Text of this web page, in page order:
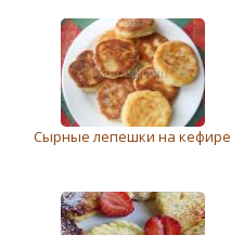
Сырные лепешки на кефире